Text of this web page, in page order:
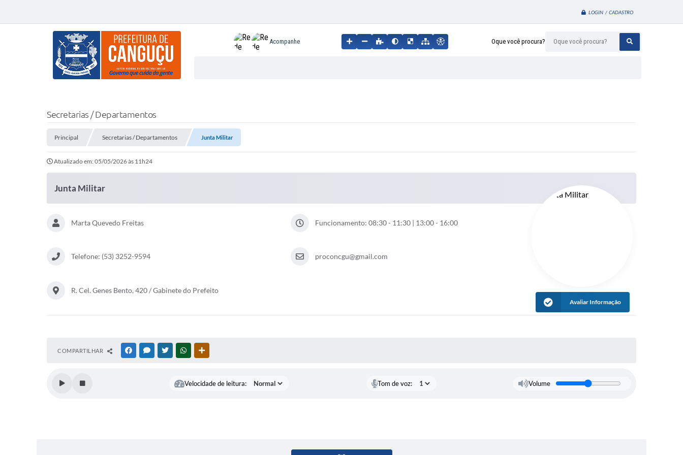
LOGIN / CADASTRO
Oque você procura?
Acompanhe
Secretarias / Departamentos
Principal Secretarias / Departamentos Junta Militar
Atualizado em: 05/05/2026 às 11h24
Junta Militar
Marta Quevedo Freitas Funcionamento: 08:30 - 11:30 | 13:00 - 16:00
Telefone: (53) 3252-9594 proconcgu@gmail.com
R. Cel. Genes Bento, 420 / Gabinete do Prefeito
Avaliar Informação
COMPARTILHAR FACEBOOKMESSENGER
TWITTERWHATSAPP
Velocidade de leitura: Tom de voz: Volume